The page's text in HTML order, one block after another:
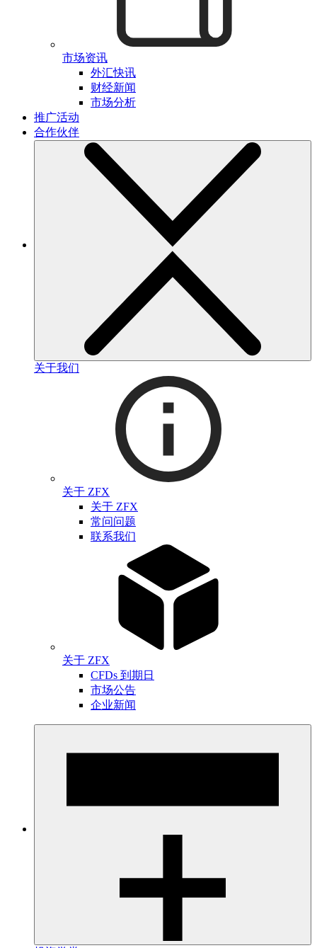
市场资讯
外汇快讯
财经新闻
市场分析
推广活动
合作伙伴
关于我们
关于 ZFX
关于 ZFX
常问问题
联系我们
关于 ZFX
CFDs 到期日
市场公告
企业新闻